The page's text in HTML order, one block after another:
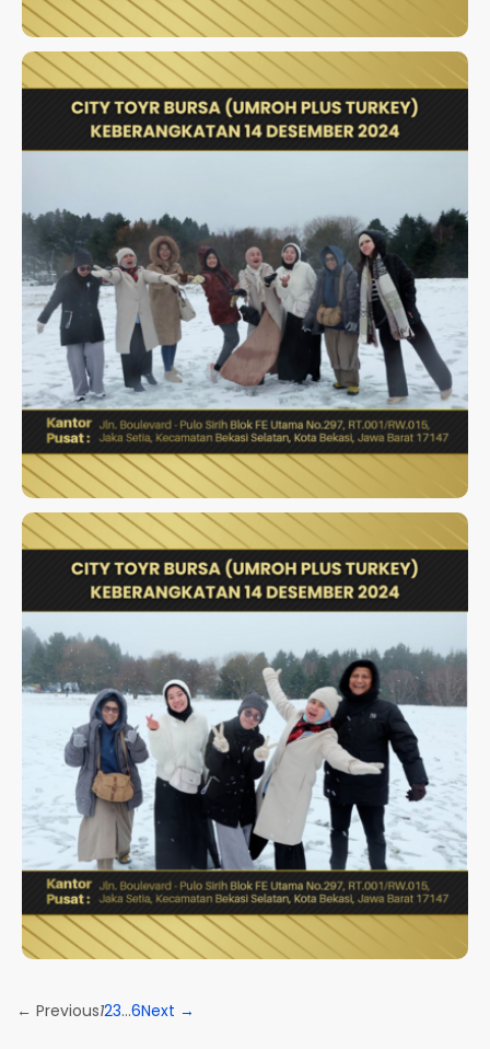
CITY TOYR BURSA (UMROH
PLUS TURKEY)
KEBERANGKATAN 14 DESEMBER
2024
CITY TOYR BURSA (UMROH
PLUS TURKEY)
KEBERANGKATAN 14 DESEMBER
2024
← Previous123…6Next →